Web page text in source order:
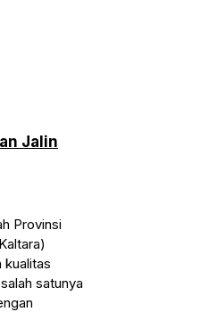
Jalin
Provinsi
kualitas
satunya